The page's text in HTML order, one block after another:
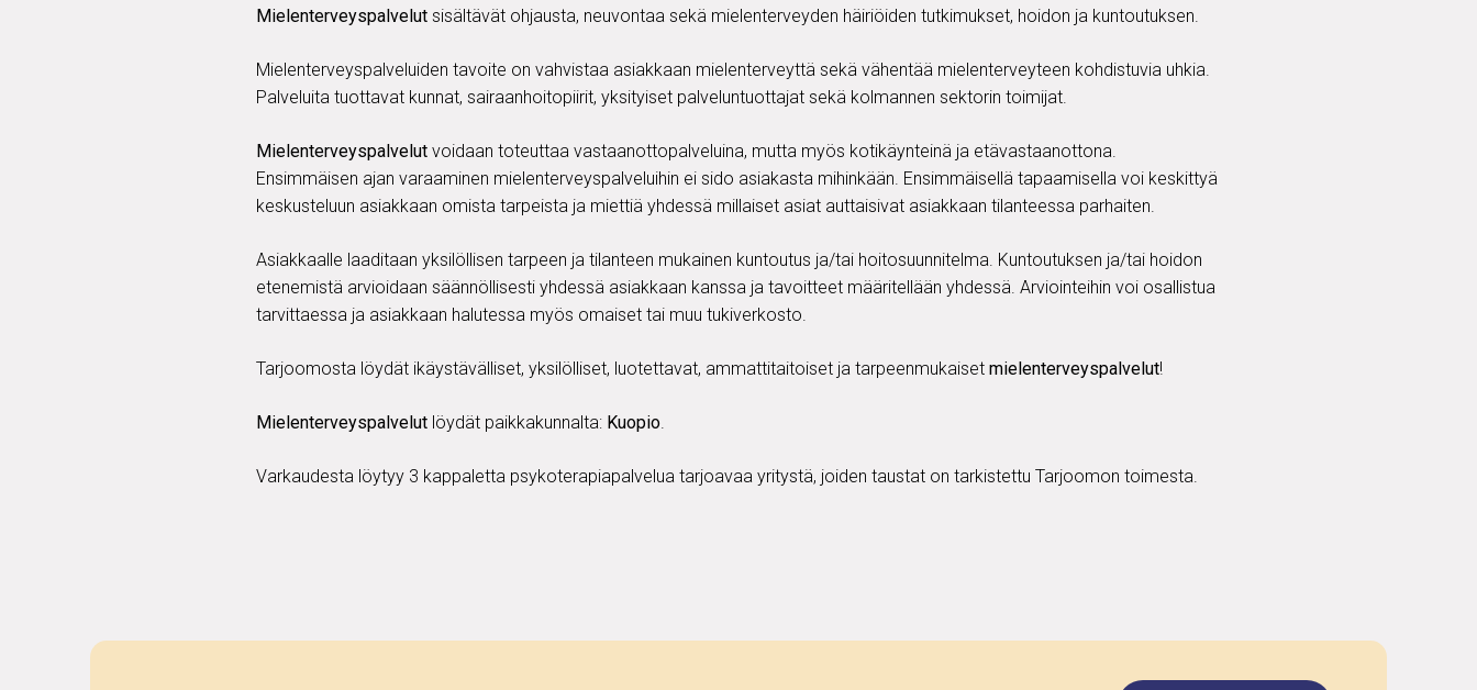
Mielenterveyspalvelutsisältävät ohjausta, neuvontaa sekä mielenterveyden häiriöiden tutkimukset, hoidon ja kuntoutuksen.
Mielenterveyspalveluiden tavoite on vahvistaa asiakkaan mielenterveyttä sekä vähentää mielenterveyteen kohdistuvia uhkia.
Palveluita tuottavat kunnat, sairaanhoitopiirit, yksityiset palveluntuottajat sekä kolmannen sektorin toimijat.
Mielenterveyspalvelutvoidaan toteuttaa vastaanottopalveluina, mutta myös kotikäynteinä ja etävastaanottona.
Ensimmäisen ajan varaaminen mielenterveyspalveluihin ei sido asiakasta mihinkään. Ensimmäisellä tapaamisella voi keskittyä
keskusteluun asiakkaan omista tarpeista ja miettiä yhdessä millaiset asiat auttaisivat asiakkaan tilanteessa parhaiten.
Asiakkaalle laaditaan yksilöllisen tarpeen ja tilanteen mukainen kuntoutus ja/tai hoitosuunnitelma. Kuntoutuksen ja/tai hoidon
etenemistä arvioidaan säännöllisesti yhdessä asiakkaan kanssa ja tavoitteet määritellään yhdessä. Arviointeihin voi osallistua
tarvittaessa ja asiakkaan halutessa myös omaiset tai muu tukiverkosto.
Tarjoomosta löydät ikäystävälliset, yksilölliset, luotettavat, ammattitaitoiset ja tarpeenmukaiset mielenterveyspalvelut!
Mielenterveyspalvelutlöydät paikkakunnalta: Kuopio.
Varkaudesta löytyy 3 kappaletta psykoterapiapalvelua tarjoavaa yritystä, joiden taustat on tarkistettu Tarjoomon toimesta.